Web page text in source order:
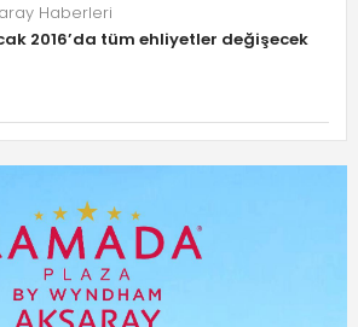
Haberleri
2016’da tüm ehliyetler değişecek